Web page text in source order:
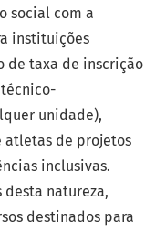
social com a
instituições
de taxa de inscrição
unidade),
atletas de projetos
inclusivas.
desta natureza,
destinados para